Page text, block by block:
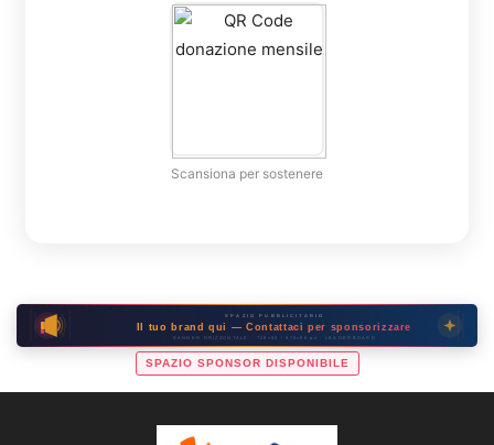
Scansiona per sostenere
SPAZIO PUBBLICITARIO
Il tuo brand qui — Contattaci per sponsorizzare
BANNER ORIZZONTALE · 728×90 / 970×90 px · LEADERBOARD
SPAZIO SPONSOR DISPONIBILE